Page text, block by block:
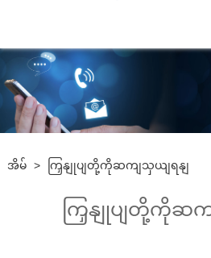
အိမ် > ကြှနျုပျတို့ကိုဆကျသှယျရနျ
ကြှနျုပျတို့ကိုဆက